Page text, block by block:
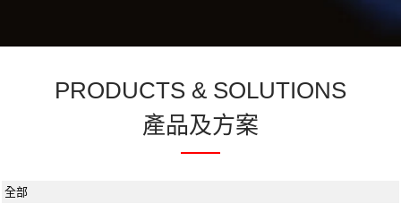
PRODUCTS & SOLUTIONS
產品及方案
全部